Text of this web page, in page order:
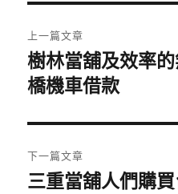
章
導
覽
上一篇文章
上
一
文
章:
樹林當舖及效率
橋機車借款
下一篇文章
下
三重當舖人們購